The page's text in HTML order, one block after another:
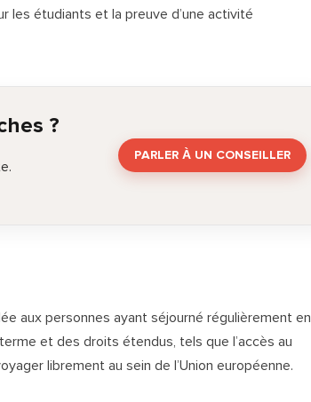
les étudiants et la preuve d’une activité
?
PARLER À UN CONSEILLER
aux personnes ayant séjourné régulièrement en
et des droits étendus, tels que l’accès au
librement au sein de l’Union européenne.